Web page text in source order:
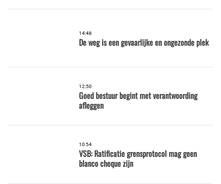
14:48
De weg is een gevaarlijke en ongezonde plek
12:50
Goed bestuur begint met verantwoording
afleggen
10:54
VSB: Ratificatie grensprotocol mag geen
blanco cheque zijn